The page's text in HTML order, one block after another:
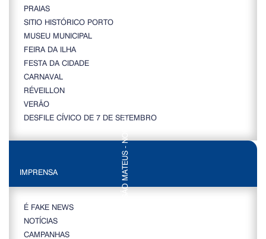
PRAIAS
SITIO HISTÓRICO PORTO
MUSEU MUNICIPAL
FEIRA DA ILHA
FESTA DA CIDADE
CARNAVAL
RÉVEILLON
VERÃO
DESFILE CÍVICO DE 7 DE SETEMBRO
IMPRENSA
É FAKE NEWS
NOTÍCIAS
CAMPANHAS